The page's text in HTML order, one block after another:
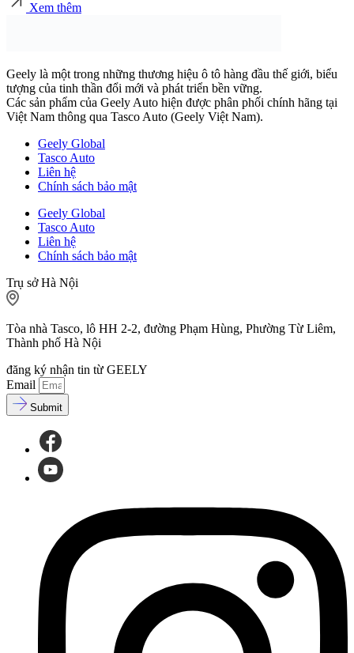
Xem thêm
Geely là một trong những thương hiệu ô tô hàng đầu thế giới, biểu
tượng của tinh thần đổi mới và phát triển bền vững.
Các sản phẩm của Geely Auto hiện được phân phối chính hãng tại
Việt Nam thông qua Tasco Auto (Geely Việt Nam).
Geely Global
Tasco Auto
Liên hệ
Chính sách bảo mật
Geely Global
Tasco Auto
Liên hệ
Chính sách bảo mật
Trụ sở Hà Nội
Tòa nhà Tasco, lô HH 2-2, đường Phạm Hùng, Phường Từ Liêm,
Thành phố Hà Nội
đăng ký nhận tin từ GEELY
Email
Submit